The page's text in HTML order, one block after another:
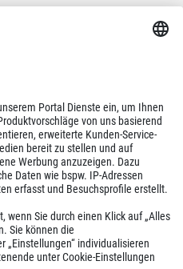
Impressum